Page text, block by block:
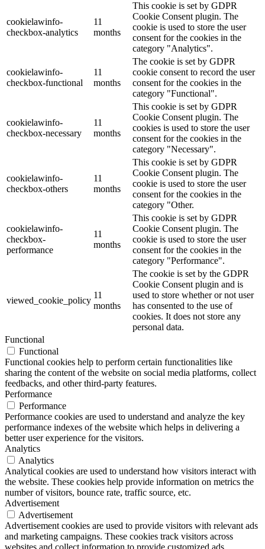
cookielawinfo-
checkbox-analytics
11
months
This cookie is set by GDPR
Cookie Consent plugin. The
cookie is used to store the user
consent for the cookies in the
category "Analytics".
cookielawinfo-
checkbox-functional
11
months
The cookie is set by GDPR
cookie consent to record the user
consent for the cookies in the
category "Functional".
cookielawinfo-
checkbox-necessary
11
months
This cookie is set by GDPR
Cookie Consent plugin. The
cookies is used to store the user
consent for the cookies in the
category "Necessary".
cookielawinfo-
checkbox-others
11
months
This cookie is set by GDPR
Cookie Consent plugin. The
cookie is used to store the user
consent for the cookies in the
category "Other.
cookielawinfo-
checkbox-
performance
11
months
This cookie is set by GDPR
Cookie Consent plugin. The
cookie is used to store the user
consent for the cookies in the
category "Performance".
viewed_cookie_policy
11
months
The cookie is set by the GDPR
Cookie Consent plugin and is
used to store whether or not user
has consented to the use of
cookies. It does not store any
personal data.
Functional
Functional
Functional cookies help to perform certain functionalities like
sharing the content of the website on social media platforms, collect
feedbacks, and other third-party features.
Performance
Performance
Performance cookies are used to understand and analyze the key
performance indexes of the website which helps in delivering a
better user experience for the visitors.
Analytics
Analytics
Analytical cookies are used to understand how visitors interact with
the website. These cookies help provide information on metrics the
number of visitors, bounce rate, traffic source, etc.
Advertisement
Advertisement
Advertisement cookies are used to provide visitors with relevant ads
and marketing campaigns. These cookies track visitors across